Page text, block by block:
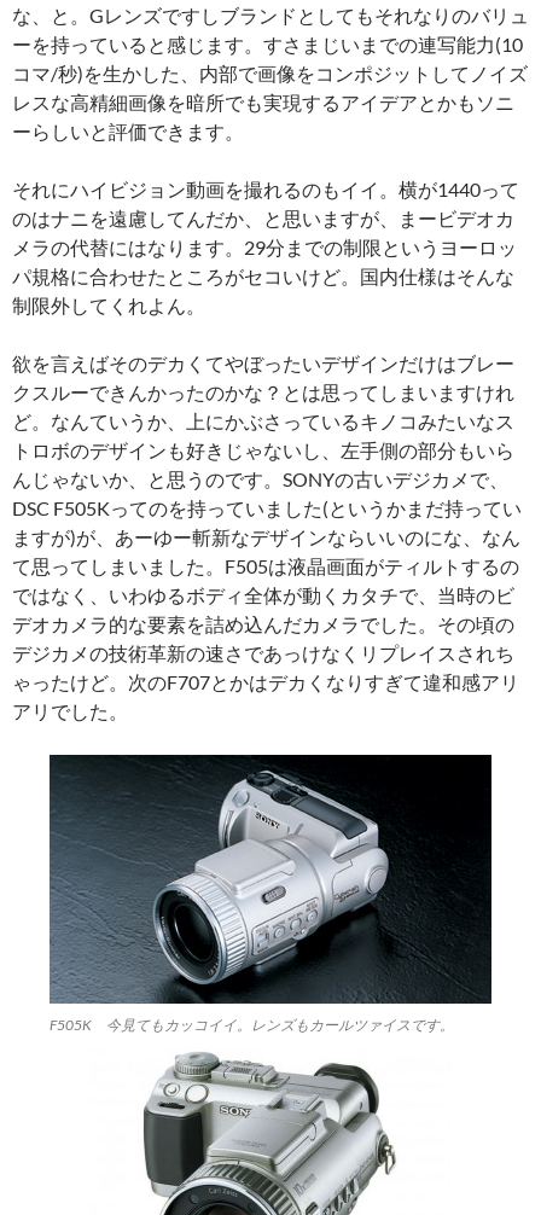
な、と。Gレンズですしブランドとしてもそれなりのバリュ
ーを持っていると感じます。すさまじいまでの連写能力(10
コマ/秒)を生かした、内部で画像をコンポジットしてノイズ
レスな高精細画像を暗所でも実現するアイデアとかもソニ
ーらしいと評価できます。
それにハイビジョン動画を撮れるのもイイ。横が1440って
のはナニを遠慮してんだか、と思いますが、まービデオカ
メラの代替にはなります。29分までの制限というヨーロッ
パ規格に合わせたところがセコいけど。国内仕様はそんな
制限外してくれよん。
欲を言えばそのデカくてやぼったいデザインだけはブレー
クスルーできんかったのかな？とは思ってしまいますけれ
ど。なんていうか、上にかぶさっているキノコみたいなス
トロボのデザインも好きじゃないし、左手側の部分もいら
んじゃないか、と思うのです。SONYの古いデジカメで、
DSC F505Kってのを持っていました(というかまだ持ってい
ますが)が、あーゆー斬新なデザインならいいのにな、なん
て思ってしまいました。F505は液晶画面がティルトするの
ではなく、いわゆるボディ全体が動くカタチで、当時のビ
デオカメラ的な要素を詰め込んだカメラでした。その頃の
デジカメの技術革新の速さであっけなくリプレイスされち
ゃったけど。次のF707とかはデカくなりすぎて違和感アリ
アリでした。
F505K 今見てもカッコイイ。レンズもカールツァイスです。